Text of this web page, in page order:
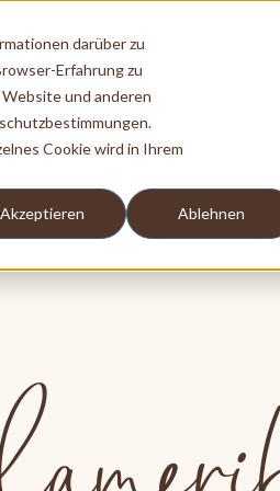
darüber zu
Erfahrung zu
und anderen
Cookie wird in Ihrem
Akzeptieren Ablehnen